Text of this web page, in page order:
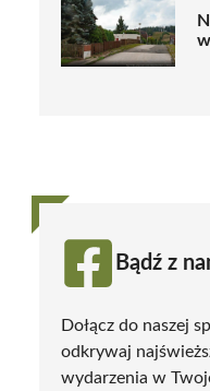
Bądź z
Dołącz do naszej
odkrywaj
wydarzenia w